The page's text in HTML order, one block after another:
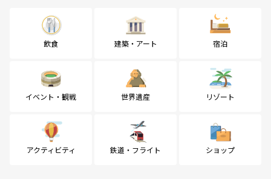
飲食 建築・アート 宿泊
イベント・観戦 世界遺産 リゾート
アクティビティ 鉄道・フライト ショップ